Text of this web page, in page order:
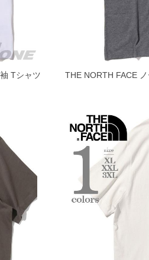
ております。予めご了承くださ
Tシャツ
THE NORTH FACE